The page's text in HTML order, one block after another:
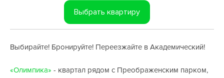
Выбрать квартиру
Выбирайте! Бронируйте! Переезжайте в Академический!
«Олимпика» - квартал рядом с Преображенским парком,